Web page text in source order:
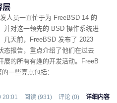
层
人员一直忙于为 FreeBSD 14 的
并对这一领先的 BSD 操作系统进
几天前，FreeBSD 发布了 2023
态报告，重点介绍了他们在过去
展的所有有趣的开发活动。FreeB
一些亮点包括：
20:01 阅读 (931) 评论 (0) 详细内容